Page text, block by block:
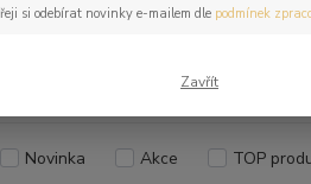
Novinka Akce TOP
si odebírat novinky e-mailem dle podmínek
Zavřít